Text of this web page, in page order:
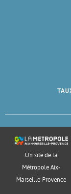
Un site de la
Métropole Aix-
Marseille-Provence